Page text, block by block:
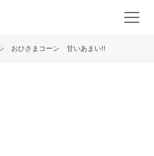
おひさまコーン 甘いあまい!!